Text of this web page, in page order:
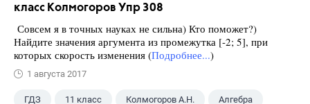
класс Колмогоров Упр 308
Совсем я в точных науках не сильна) Кто поможет?)
Найдите значения аргумента из промежутка [-2; 5], при
которых скорость изменения (Подробнее...)
1 августа 2017
ГДЗ 11 класс Колмогоров А.Н. Алгебра